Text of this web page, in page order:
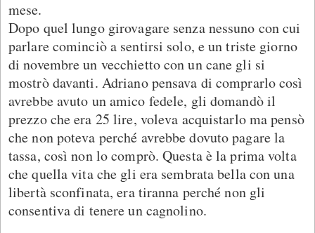
mese.
Dopo quel lungo girovagare senza nessuno con cui
parlare cominciò a sentirsi solo, e un triste giorno
di novembre un vecchietto con un cane gli si
mostrò davanti. Adriano pensava di comprarlo così
avrebbe avuto un amico fedele, gli domandò il
prezzo che era 25 lire, voleva acquistarlo ma pensò
che non poteva perché avrebbe dovuto pagare la
tassa, così non lo comprò. Questa è la prima volta
che quella vita che gli era sembrata bella con una
libertà sconfinata, era tiranna perché non gli
consentiva di tenere un cagnolino.